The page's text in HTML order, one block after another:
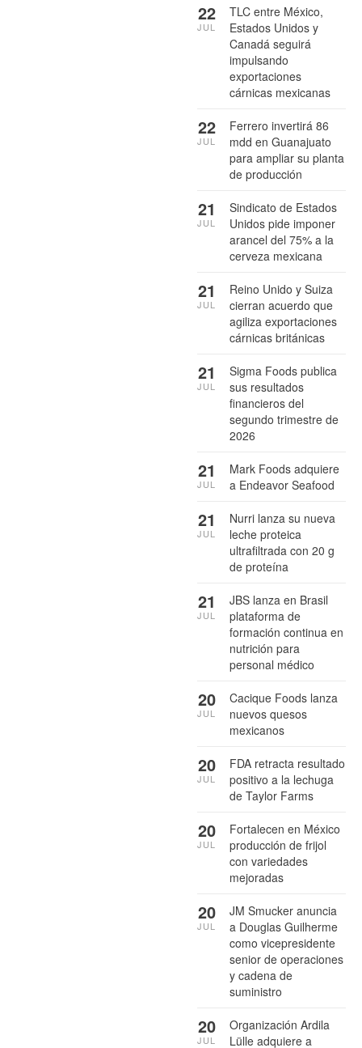
TLC entre México,
Estados Unidos y
Canadá seguirá
impulsando
exportaciones
cárnicas mexicanas
22
JUL
Ferrero invertirá 86
mdd en Guanajuato
para ampliar su planta
de producción
22
JUL
Sindicato de Estados
Unidos pide imponer
arancel del 75% a la
cerveza mexicana
21
JUL
Reino Unido y Suiza
cierran acuerdo que
agiliza exportaciones
cárnicas británicas
21
JUL
Sigma Foods publica
sus resultados
financieros del
segundo trimestre de
2026
21
JUL
Mark Foods adquiere
a Endeavor Seafood
21
JUL
Nurri lanza su nueva
leche proteica
ultrafiltrada con 20 g
de proteína
21
JUL
JBS lanza en Brasil
plataforma de
formación continua en
nutrición para
personal médico
21
JUL
Cacique Foods lanza
nuevos quesos
mexicanos
20
JUL
FDA retracta resultado
positivo a la lechuga
de Taylor Farms
20
JUL
Fortalecen en México
producción de frijol
con variedades
mejoradas
20
JUL
JM Smucker anuncia
a Douglas Guilherme
como vicepresidente
senior de operaciones
y cadena de
suministro
20
JUL
Organización Ardila
Lülle adquiere a
20
JUL